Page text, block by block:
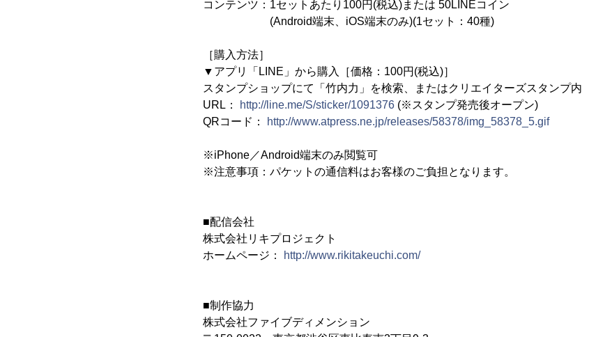
コンテンツ：1セットあたり100円(税込)または 50LINEコイン
(Android端末、iOS端末のみ)(1セット：40種)
［購入方法］
▼アプリ「LINE」から購入［価格：100円(税込)］
スタンプショップにて「竹内力」を検索、またはクリエイターズスタンプ内
URL：
http://line.me/S/sticker/1091376 (※スタンプ発売後オープン)
QRコード：
http://www.atpress.ne.jp/releases/58378/img_58378_5.gif
※iPhone／Android端末のみ閲覧可
※注意事項：パケットの通信料はお客様のご負担となります。
■配信会社
株式会社リキプロジェクト
ホームページ：
http://www.rikitakeuchi.com/
■制作協力
株式会社ファイブディメンション